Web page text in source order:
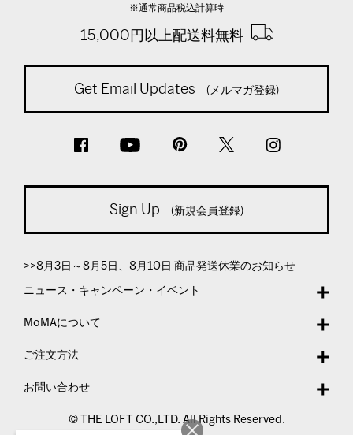
※通常商品税込計算時
15,000円以上配送料無料
Get Email Updates (メルマガ登録)
Sign Up (新規会員登録)
>>8月3日～8月5日、8月10日 商品発送休業のお知らせ
ニュース・キャンペーン・イベント
MoMAについて
ご注文方法
お問い合わせ
© THE LOFT CO.,LTD. All Rights Reserved.